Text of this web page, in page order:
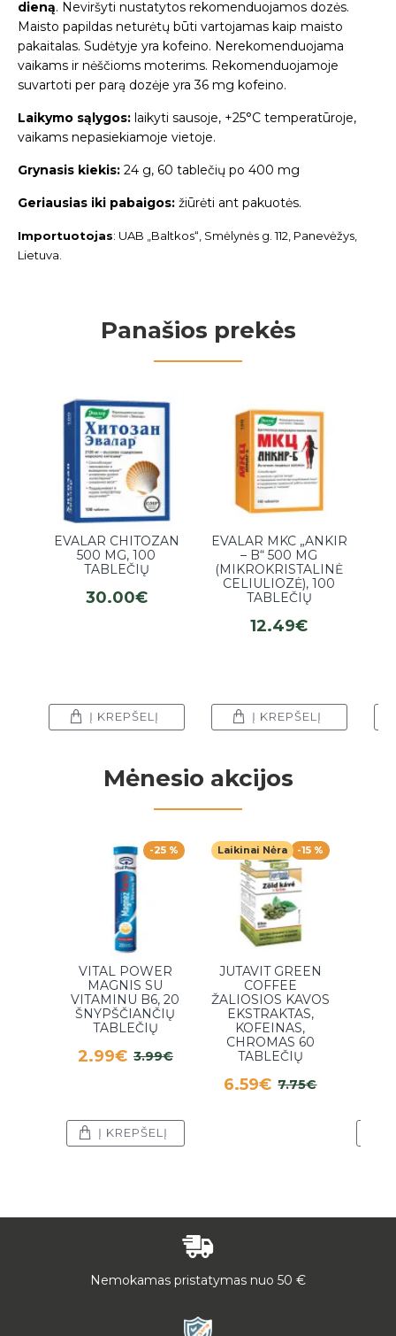
dieną. Neviršyti nustatytos rekomenduojamos dozės.
Maisto papildas neturėtų būti vartojamas kaip maisto
pakaitalas. Sudėtyje yra kofeino. Nerekomenduojama
vaikams ir nėščioms moterims. Rekomenduojamoje
suvartoti per parą dozėje yra 36 mg kofeino.
Laikymo sąlygos: laikyti sausoje, +25°C temperatūroje,
vaikams nepasiekiamoje vietoje.
Grynasis kiekis: 24 g, 60 tablečių po 400 mg
Geriausias iki pabaigos: žiūrėti ant pakuotės.
Importuotojas: UAB „Baltkos“, Smėlynės g. 112, Panevėžys,
Lietuva.
Panašios prekės
EVALAR CHITOZAN
500 MG, 100
TABLEČIŲ
30.00€
Į KREPŠELĮ
EVALAR MKC „ANKIR
– B“ 500 MG
(MIKROKRISTALINĖ
CELIULIOZĖ), 100
TABLEČIŲ
12.49€
Į KREPŠELĮ
Mėnesio akcijos
-25 %
VITAL POWER
MAGNIS SU
VITAMINU B6, 20
ŠNYPŠČIANČIŲ
TABLEČIŲ
2.99€ 3.99€
Į KREPŠELĮ
-15 %
Laikinai Nėra
JUTAVIT GREEN
COFFEE
ŽALIOSIOS KAVOS
EKSTRAKTAS,
KOFEINAS,
CHROMAS 60
TABLEČIŲ
6.59€ 7.75€
Nemokamas pristatymas nuo 50 €